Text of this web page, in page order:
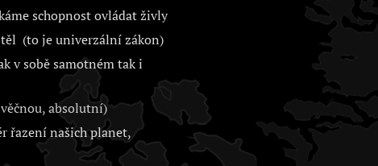
schopnost ovládat živly
těl (to je univerzální zákon)
v sobě samotném tak i
absolutní)
řazení našich planet,